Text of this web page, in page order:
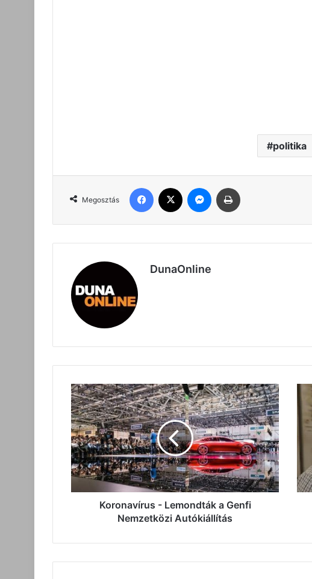
politika
Megosztás
Facebook Messenger
DunaOnline
Koronavírus
-
Lemondták
a
Genfi
Nemzetközi
Autókiállítás
Koronavírus - Lemondták a Genfi
Nemzetközi Autókiállítás